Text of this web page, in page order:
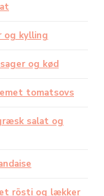
og kylling
og kød
tomatsovs
salat og
rösti og lækker